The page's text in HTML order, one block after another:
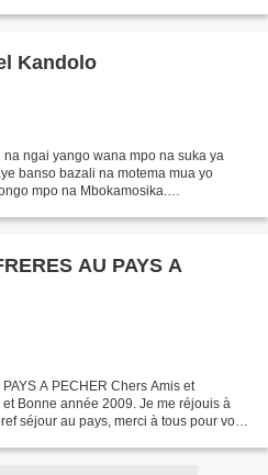
Kandolo
ngai yango wana mpo na suka ya
banso bazali na motema mua yo
mpo na Mbokamosika.
AU PAYS A
A PECHER Chers Amis et
Bonne année 2009. Je me réjouis à
séjour au pays, merci à tous pour votre